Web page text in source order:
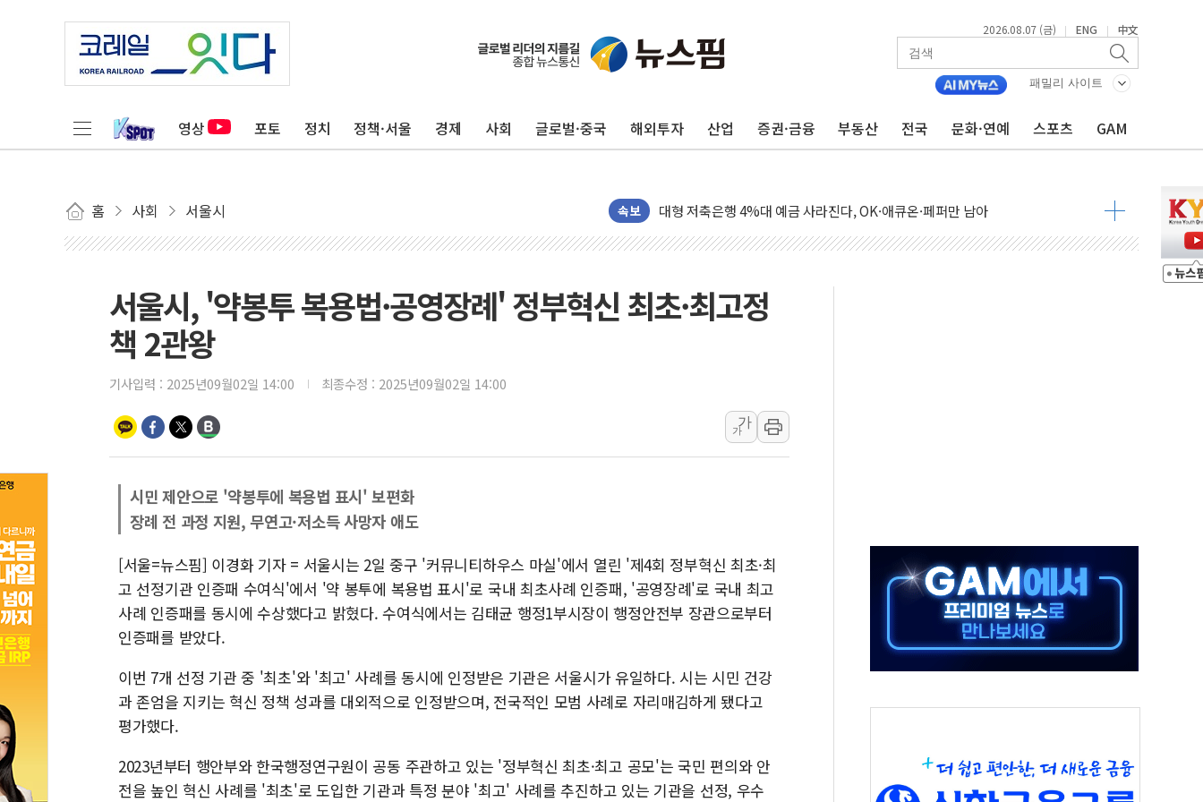
2026.08.07 (금) | ENG | 中文
패밀리 사이트
영상 포토 정치 정책·서울 경제 사회 글로벌·중국 해외투자 산업 증권·금융 부동산 전국 문화·연예 스포츠 GAM
홈 사회 서울시 속보
野 의원 42명, '사관학교 통합' 규탄 결의안 발의…이준석·한동훈 동참
IPARK현대산업개발, 노원구 어르신에 삼계탕 배식 봉사
현대해상, 유튜브 양육 콘텐츠 '소셜아이어워드' 대상 수상
[컨콜] 롯데케미칼, "LPG 투입 비중 37%…하반기 확대 추진"
서울 노원 40.2도…8년 만에 서울서 40도 넘어
한전, 한전기술지주 출범…에너지 유니콘기업 본격 육성
[중국증시 마감] CPO∙PCB∙CRO가 이끈 '기술주 상승장'
[ETF 시황] 2차전지 ETF 급등, SK하이닉스 레버리지는 급락
코웨이, 2분기 영업익 2532억…신제품 효과에 실적 호조
[마감시황] 코스피, 7주 연속 하락…외국인 매도에 6258.77
컴투스, 제우스: 오만의 신 쇼케이스
서울시, '약봉투 복용법·공영장례' 정부혁신 최초·최고정
책 2관왕
기사입력 : 2025년09월02일 14:00 최종수정 : 2025년09월02일 14:00
가
가
시민 제안으로 '약봉투에 복용법 표시' 보편화
장례 전 과정 지원, 무연고·저소득 사망자 애도
[서울=뉴스핌] 이경화 기자 = 서울시는 2일 중구 '커뮤니티하우스 마실'에서 열린 '제4회 정부혁신 최초·최
고 선정기관 인증패 수여식'에서 '약 봉투에 복용법 표시'로 국내 최초사례 인증패, '공영장례'로 국내 최고
사례 인증패를 동시에 수상했다고 밝혔다. 수여식에서는 김태균 행정1부시장이 행정안전부 장관으로부터
인증패를 받았다.
이번 7개 선정 기관 중 '최초'와 '최고' 사례를 동시에 인정받은 기관은 서울시가 유일하다. 시는 시민 건강
과 존엄을 지키는 혁신 정책 성과를 대외적으로 인정받으며, 전국적인 모범 사례로 자리매김하게 됐다고
평가했다.
2023년부터 행안부와 한국행정연구원이 공동 주관하고 있는 '정부혁신 최초·최고 공모'는 국민 편의와 안
전을 높인 혁신 사례를 '최초'로 도입한 기관과 특정 분야 '최고' 사례를 추진하고 있는 기관을 선정, 우수